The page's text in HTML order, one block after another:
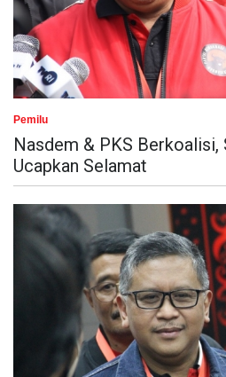
Pemilu
Nasdem & PKS Berkoalisi,
Ucapkan Selamat